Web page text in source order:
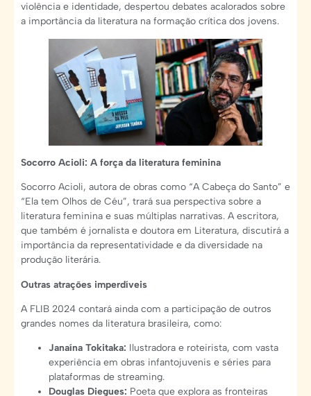
violência e identidade, despertou debates acalorados sobre
a importância da literatura na formação crítica dos jovens.
Socorro Acioli: A força da literatura feminina
Socorro Acioli, autora de obras como “A Cabeça do Santo” e
“Ela tem Olhos de Céu”, trará sua perspectiva sobre a
literatura feminina e suas múltiplas narrativas. A escritora,
que também é jornalista e doutora em Literatura, discutirá a
importância da representatividade e da diversidade na
produção literária.
Outras atrações imperdíveis
A FLIB 2024 contará ainda com a participação de outros
grandes nomes da literatura brasileira, como:
Janaína Tokitaka: Ilustradora e roteirista, com vasta
experiência em obras infantojuvenis e séries para
plataformas de streaming.
Douglas Diegues: Poeta que explora as fronteiras